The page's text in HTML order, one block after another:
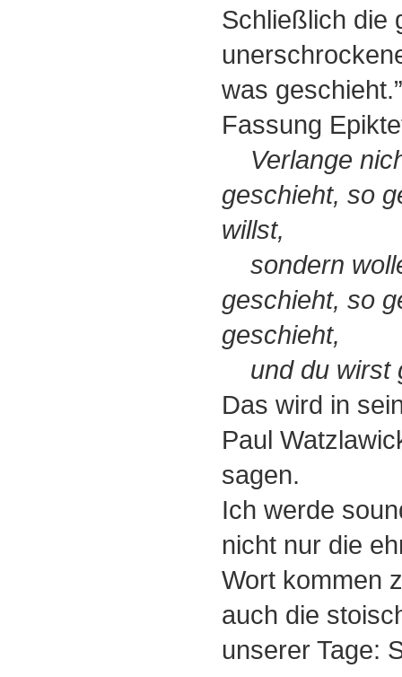
Schließlich die
was
Fassung
Verlange
geschieht, so
willst,
sondern
geschieht, so
geschieht,
und du wirst
Das wird in
Paul
sagen.
Ich werde
nicht nur die
Wort kommen
auch die
unserer Tage: